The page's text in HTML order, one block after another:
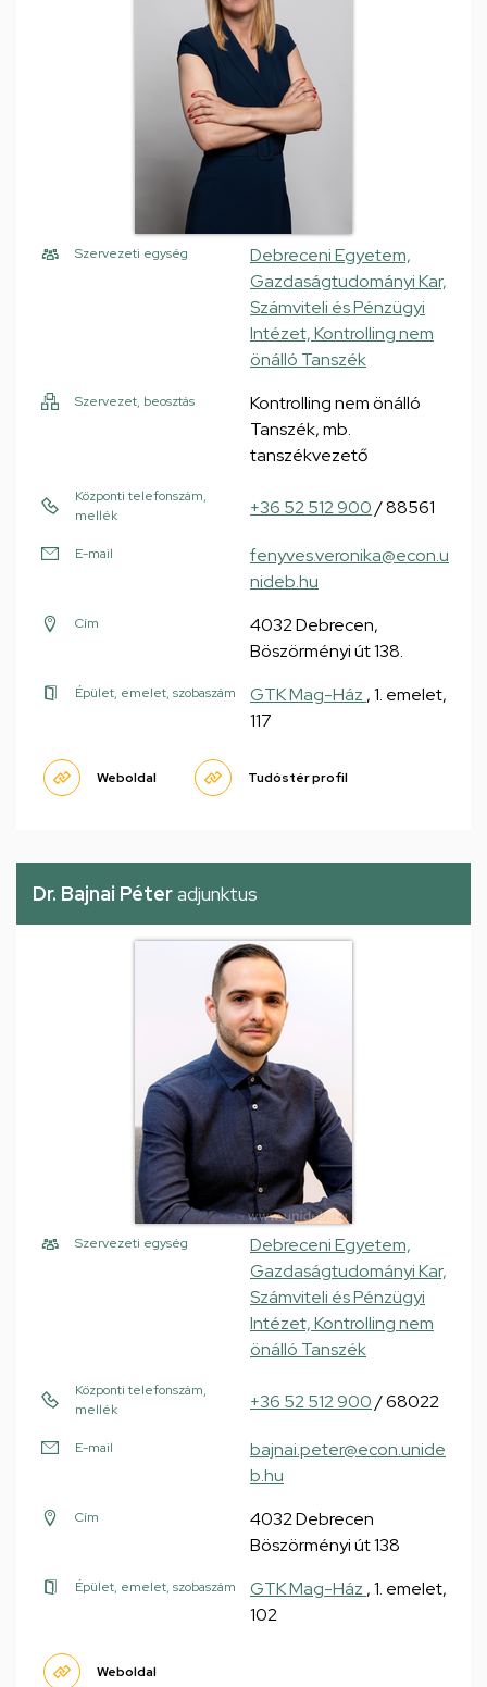
Szervezeti egység
Debreceni Egyetem,
Gazdaságtudományi Kar,
Számviteli és Pénzügyi
Intézet, Kontrolling nem
önálló Tanszék
Szervezet, beosztás
Kontrolling nem önálló
Tanszék, mb.
tanszékvezető
Központi telefonszám,
mellék
+36 52 512 900/ 88561
E-mail
fenyves.veronika@econ.u
nideb.hu
Cím
4032 Debrecen,
Böszörményi út 138.
Épület, emelet, szobaszám GTK Mag-Ház , 1. emelet,
117
Weboldal Tudóstér profil
Dr. Bajnai Péteradjunktus
Szervezeti egység
Debreceni Egyetem,
Gazdaságtudományi Kar,
Számviteli és Pénzügyi
Intézet, Kontrolling nem
önálló Tanszék
Központi telefonszám,
mellék
+36 52 512 900/ 68022
E-mail
bajnai.peter@econ.unide
b.hu
Cím
4032 Debrecen
Böszörményi út 138
Épület, emelet, szobaszám GTK Mag-Ház , 1. emelet,
102
Weboldal